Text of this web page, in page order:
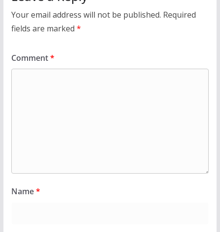
Your email address will not be published. Required
fields are marked *
Comment*
Name*